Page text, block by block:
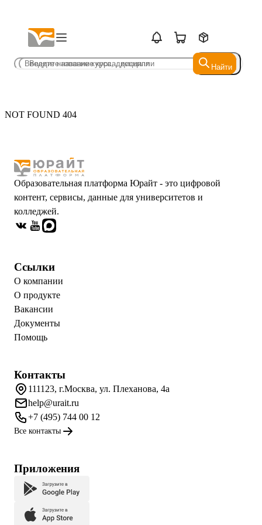
Найти
Найти
NOT FOUND 404
Образовательная платформа Юрайт - это цифровой
контент, сервисы, данные для университетов и
колледжей.
Ссылки
О компании
О продукте
Вакансии
Документы
Помощь
Контакты
111123, г.Москва, ул. Плеханова, 4а
help@urait.ru
+7 (495) 744 00 12
Все контакты
Приложения